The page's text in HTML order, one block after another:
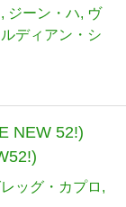
ジーン・ハ
ヴ
ディアン・シ
NEW 52!)
ッグ・カプロ